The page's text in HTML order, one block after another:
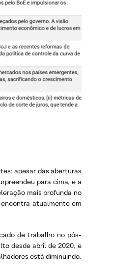
apesar das aberturas
para cima, e a
mais profunda no
atualmente em
de trabalho no pós-
desde abril de 2020, e
está diminuindo.